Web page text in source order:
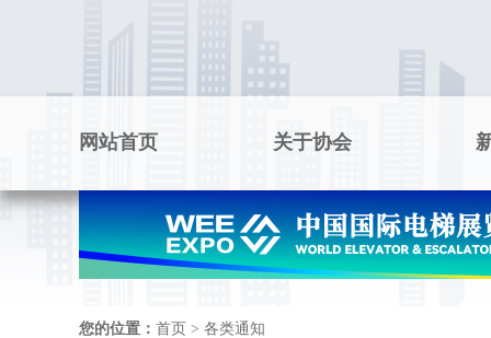
网站首页 关于协会
您的位置： 首页 > 各类通知